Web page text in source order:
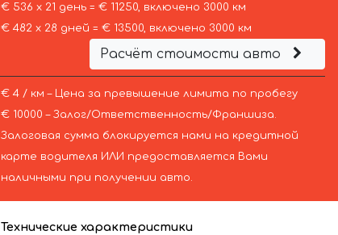
€ 536 х 21 день = € 11250, включено 3000 км
€ 482 х 28 дней = € 13500, включено 3000 км
Расчёт стоимости авто
€ 4 / км – Цена за превышение лимита по пробегу
€ 10000 – Залог/Ответственность/Франшиза.
Залоговая сумма блокируется нами на кредитной
карте водителя ИЛИ предоставляется Вами
наличными при получении авто.
Технические характеристики